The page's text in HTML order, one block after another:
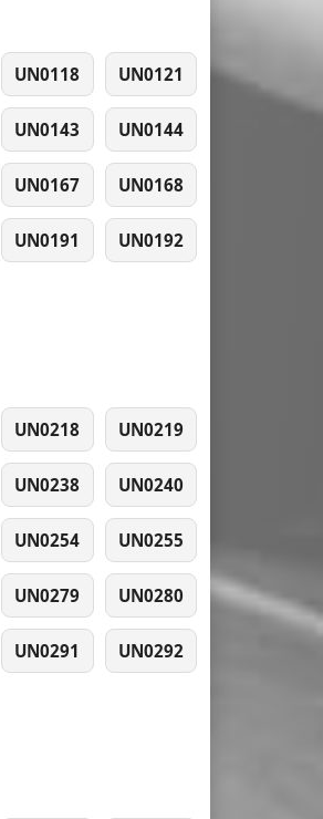
UN0118 UN0121
UN0143 UN0144
UN0167 UN0168
UN0191 UN0192
UN0218 UN0219
UN0238 UN0240
UN0254 UN0255
UN0279 UN0280
UN0291 UN0292